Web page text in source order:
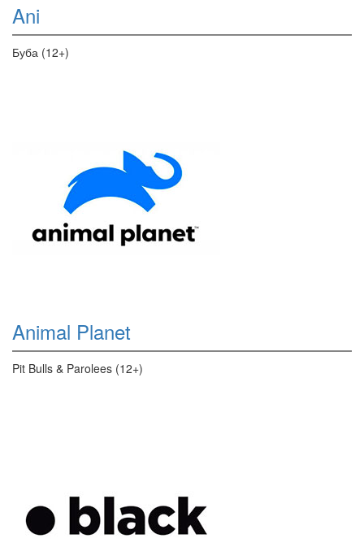
Ani
Буба (12+)
Animal Planet
Pit Bulls & Parolees (12+)